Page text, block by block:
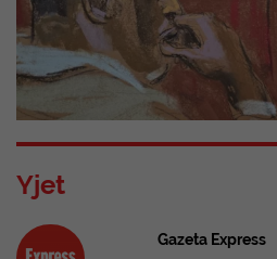
Yjet
Gazeta Express